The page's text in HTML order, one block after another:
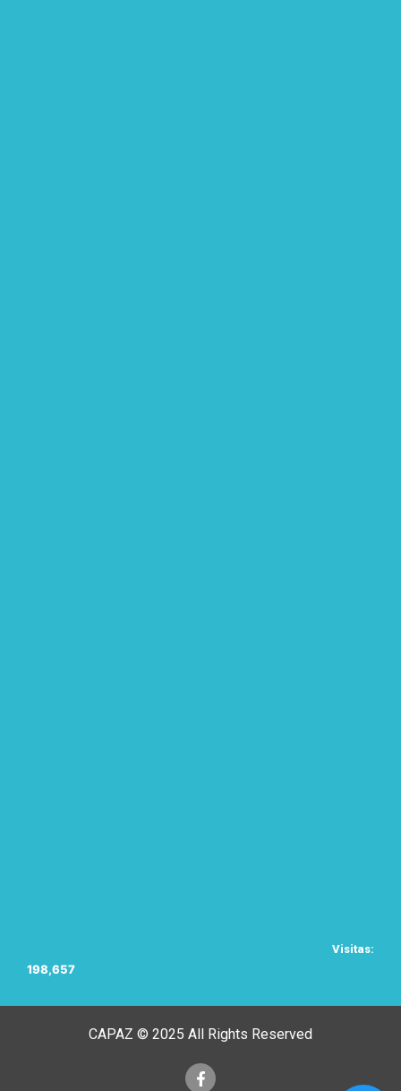
Visitas:
198,657
CAPAZ © 2025 All Rights Reserved